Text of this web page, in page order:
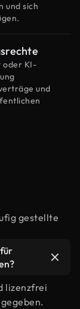
und sich
oder KI-
und
gestellte
lizenzfrei